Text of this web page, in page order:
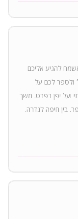
להגיע אליכם
לכם על
ועל יפן בפרט. משך
10 עותקים מהספר. בין חיפה לגדרה.